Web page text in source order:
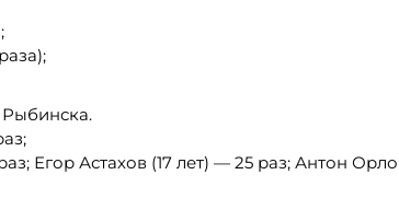
Рыбинска.
Егор Астахов (17 лет) — 25 раз; Антон